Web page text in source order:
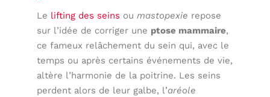
Le lifting des seins oumastopexie repose
sur l’idée de corriger une ptose mammaire,
ce fameux relâchement du sein qui, avec le
temps ou après certains événements de vie,
altère l’harmonie de la poitrine. Les seins
perdent alors de leur galbe, l’aréole